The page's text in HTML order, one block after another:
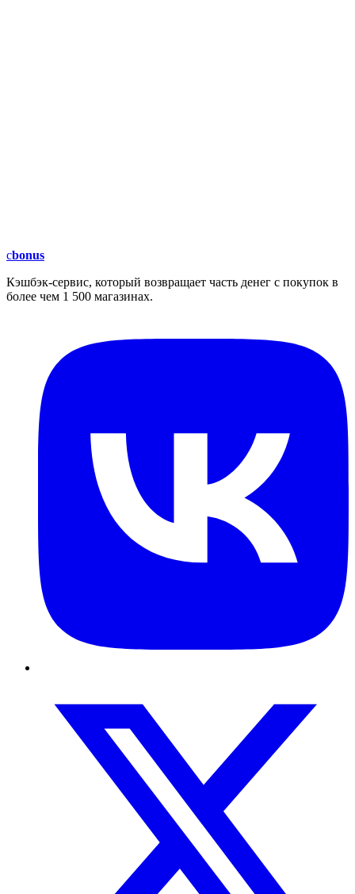
cbonus
Кэшбэк-сервис, который возвращает часть денег с покупок в
более чем 1 500 магазинах.